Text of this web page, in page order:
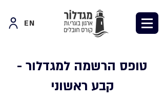
EN
טופס הרשמה למגדלור -
קבע ראשוני